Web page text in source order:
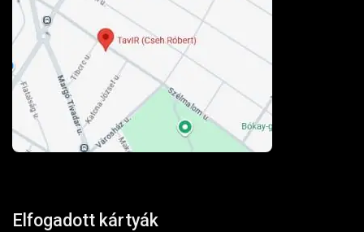
Elfogadott kártyák